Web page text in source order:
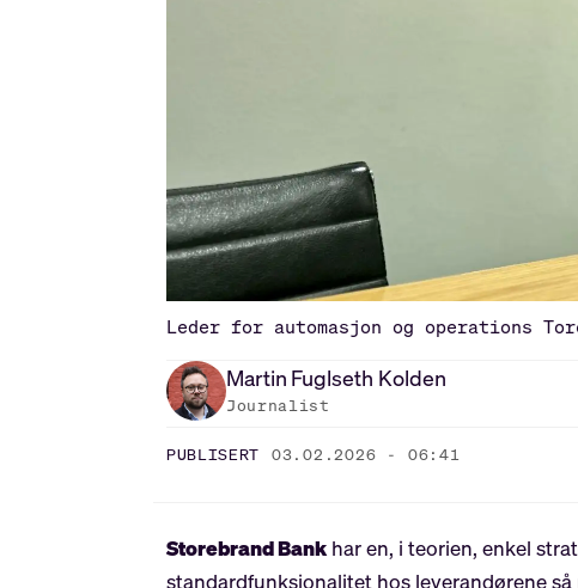
Leder for automasjon og operations
Martin Fuglseth Kolden
Journalist
PUBLISERT 03.02.2026 - 06:41
Storebrand Bankhar en, i teorien, enkel
standardfunksjonalitet hos leverandørene